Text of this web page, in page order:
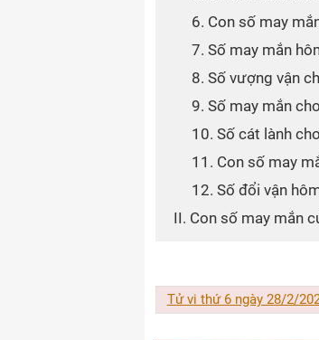
6. Con số may
7. Số may mắn
8. Số vượng vận
9. Số may mắn
10. Số cát lành
11. Con số may
12. Số đổi vận
II. Con số may mắn
Tử vi thứ 6 ngày 28/2/